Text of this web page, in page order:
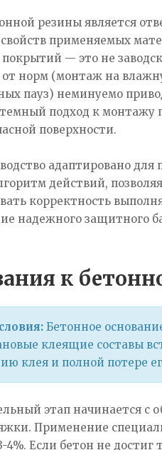
резины является
применяемых
— это не
норм (монтаж на
пауз) неминуемо
подход к монтажу
поверхности.
адаптировано
действий,
корректность
надежного защитного
к
Бетонное
клеящие составы
клея и полной потере
этап начинается с
Применение
4%. Если бетон не